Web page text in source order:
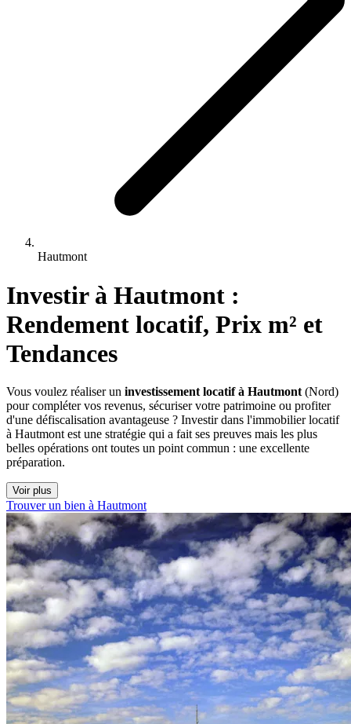
Hautmont
Investir à Hautmont :
Rendement locatif, Prix m² et
Tendances
Vous voulez réaliser un investissement locatif à Hautmont (Nord)
pour compléter vos revenus, sécuriser votre patrimoine ou profiter
d'une défiscalisation avantageuse ? Investir dans l'immobilier locatif
à Hautmont est une stratégie qui a fait ses preuves mais les plus
belles opérations ont toutes un point commun : une excellente
préparation.
Voir plus
Trouver un bien à Hautmont